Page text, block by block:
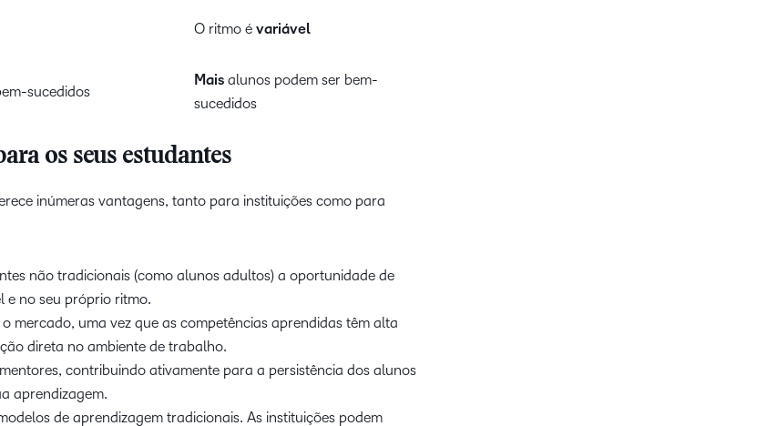
O ritmo é variável
sucedidos
Mais alunos podem ser bem-
sucedidos
os seus estudantes
inúmeras vantagens, tanto para instituições como para
não tradicionais (como alunos adultos) a oportunidade de
e no seu próprio ritmo.
mercado, uma vez que as competências aprendidas têm alta
direta no ambiente de trabalho.
contribuindo ativamente para a persistência dos alunos
aprendizagem.
de aprendizagem tradicionais. As instituições podem